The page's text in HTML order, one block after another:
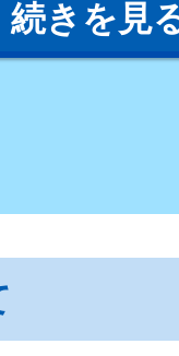
続きを見